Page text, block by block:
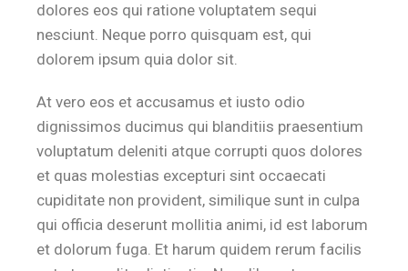
dolores eos qui ratione voluptatem sequi
nesciunt. Neque porro quisquam est, qui
dolorem ipsum quia dolor sit.
At vero eos et accusamus et iusto odio
dignissimos ducimus qui blanditiis praesentium
voluptatum deleniti atque corrupti quos dolores
et quas molestias excepturi sint occaecati
cupiditate non provident, similique sunt in culpa
qui officia deserunt mollitia animi, id est laborum
et dolorum fuga. Et harum quidem rerum facilis